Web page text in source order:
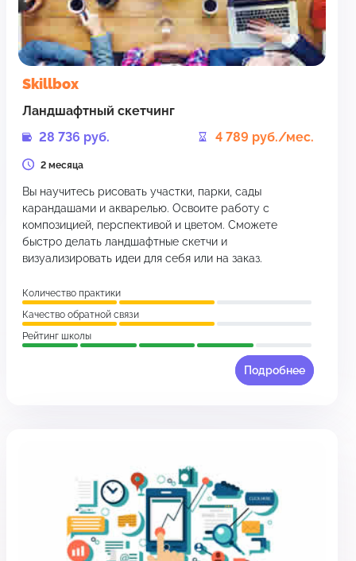
Skillbox
Ландшафтный скетчинг
28 736 руб.
4 789 руб./мес.
2 месяца
Вы научитесь рисовать участки, парки, сады
карандашами и акварелью. Освоите работу с
композицией, перспективой и цветом. Сможете
быстро делать ландшафтные скетчи и
визуализировать идеи для себя или на заказ.
Количество практики
Качество обратной связи
Рейтинг школы
Подробнее